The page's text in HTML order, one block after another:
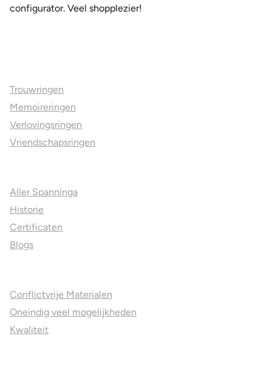
configurator. Veel shopplezier!
Trouwringen
Memoireringen
Verlovingsringen
Vriendschapsringen
Aller Spanninga
Historie
Certificaten
Blogs
Conflictvrije Materialen
Oneindig veel mogelijkheden
Kwaliteit